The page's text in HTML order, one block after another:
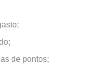
de pontos;